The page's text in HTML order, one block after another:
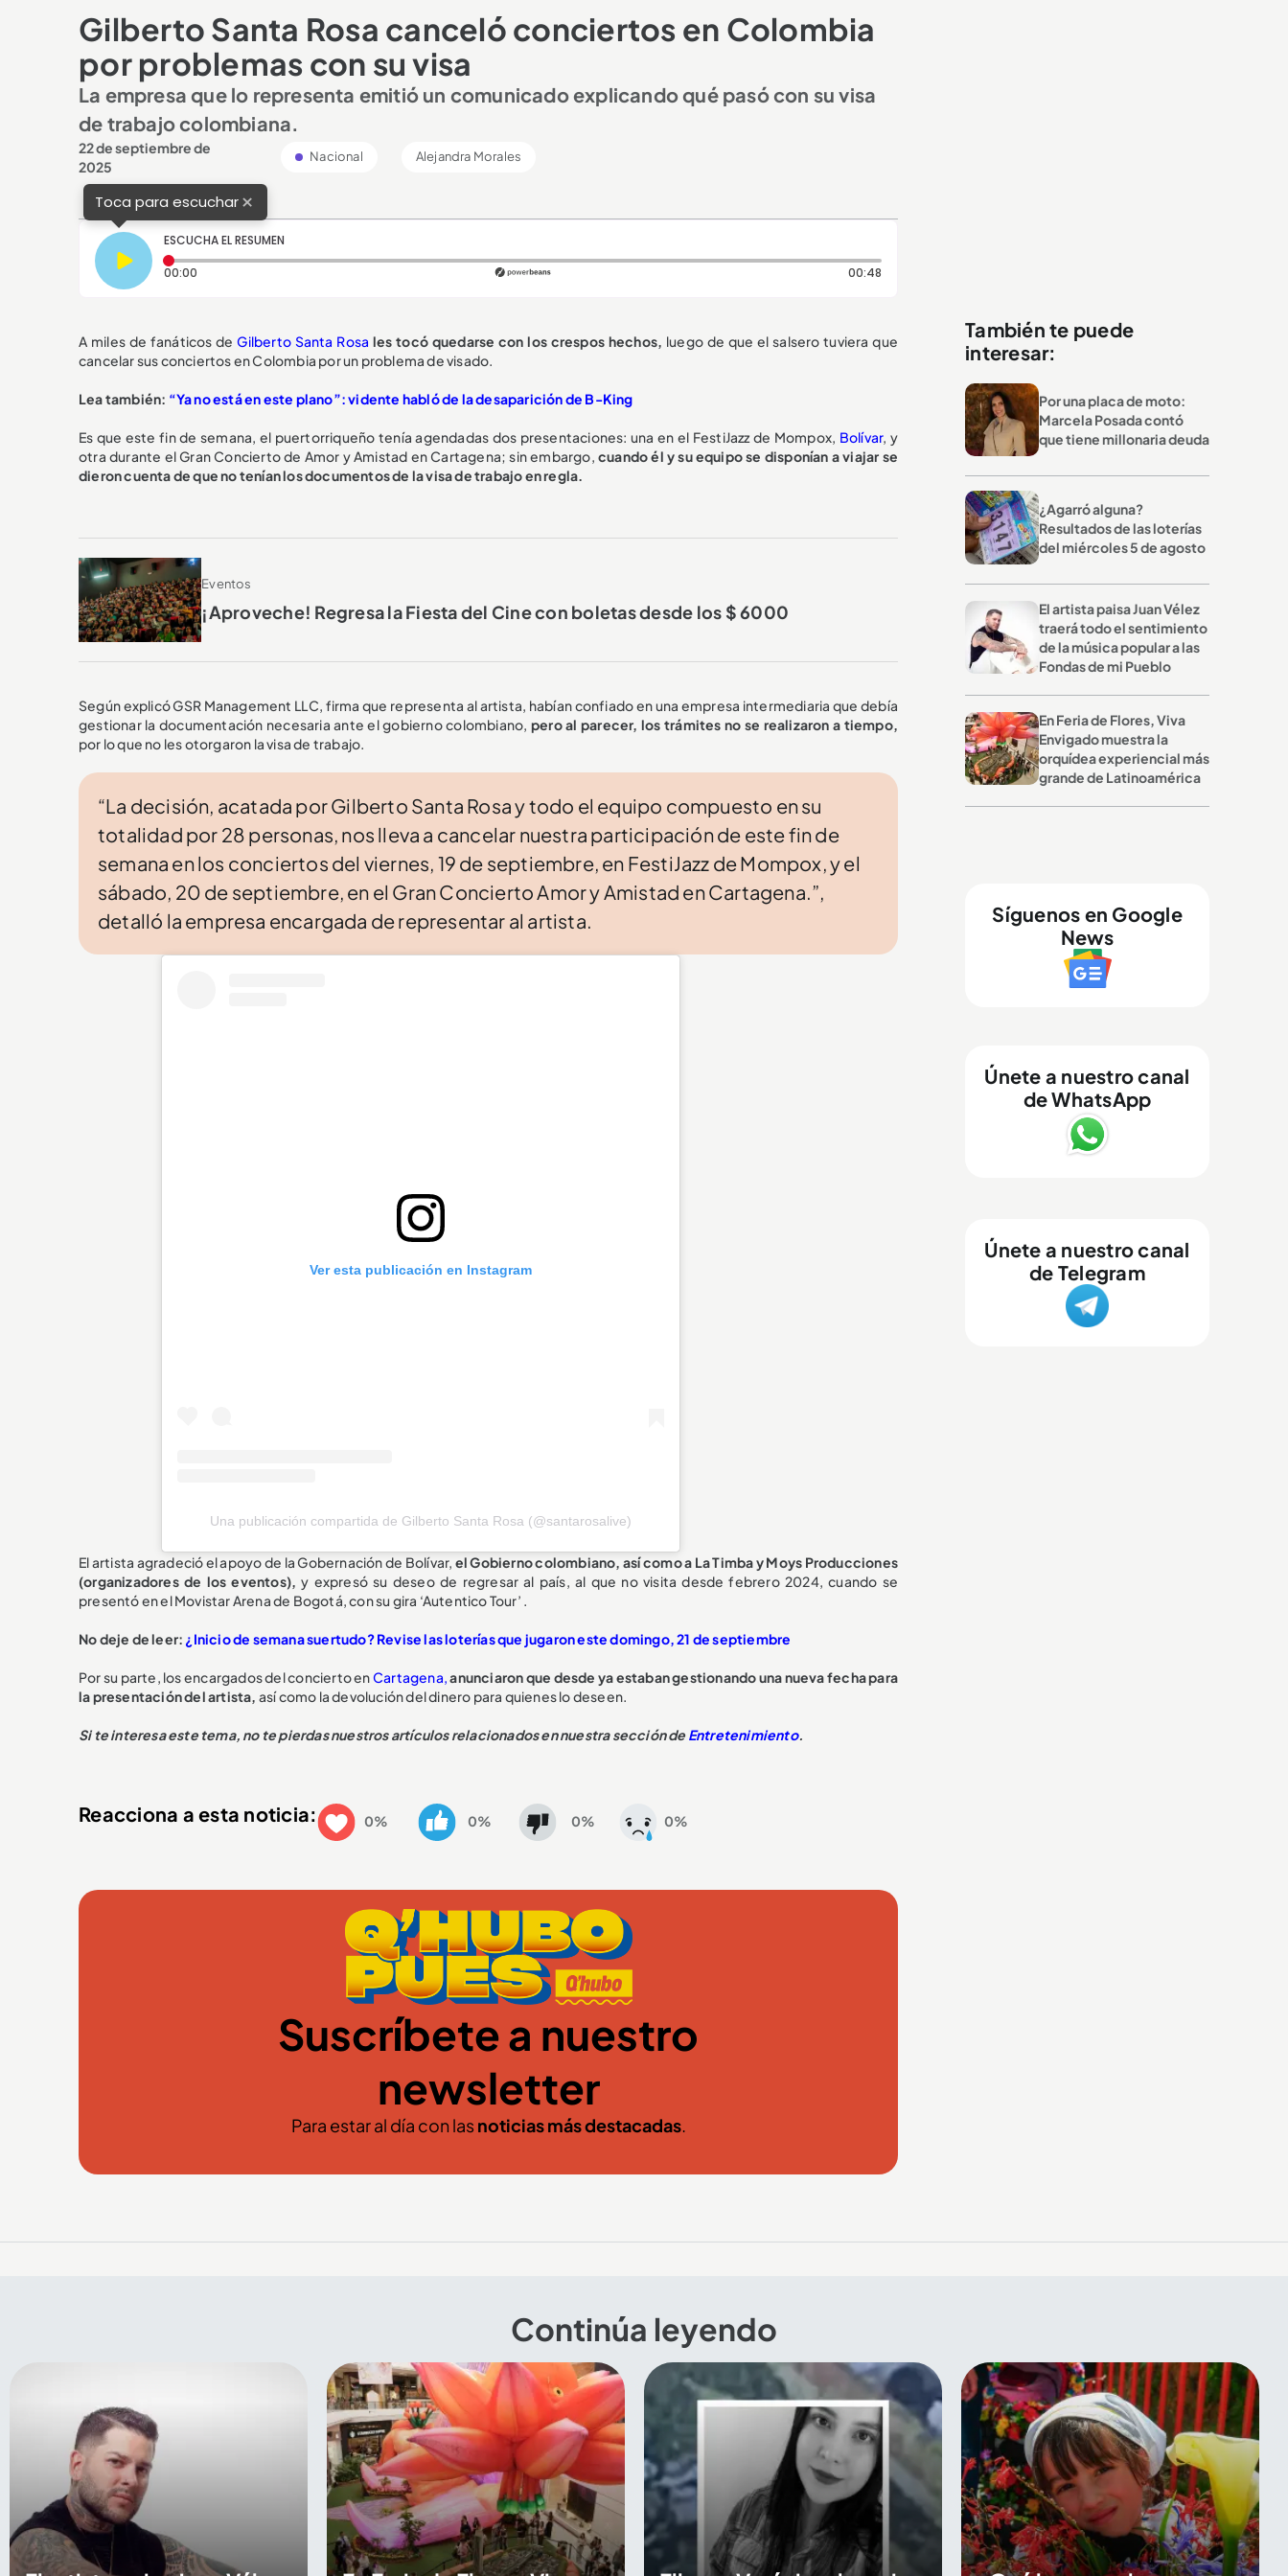
Gilberto Santa Rosa canceló conciertos en Colombia
por problemas con su visa
La empresa que lo representa emitió un comunicado explicando qué pasó con su visa
de trabajo colombiana.
22 de septiembre de
2025
Nacional Alejandra Morales
Toca para escuchar×
ESCUCHA EL RESUMEN
00:00
00:48Duración: 48 segundos
A miles de fanáticos deGilberto Santa Rosa les tocó quedarse con los crespos hechos, luego de que el salsero tuviera que
cancelar sus conciertos en Colombia por un problema de visado.
Lea también: “Ya no está en este plano”: vidente habló de la desaparición de B-King
Es que este fin de semana, el puertorriqueño tenía agendadas dos presentaciones: una en el FestiJazz de Mompox, Bolívar, y
otra durante el Gran Concierto de Amor y Amistad en Cartagena; sin embargo, cuando él y su equipo se disponían a viajar se
dieron cuenta de que no tenían los documentos de la visa de trabajo en regla.
Eventos
¡Aproveche! Regresa la Fiesta del Cine con boletas desde los $ 6000
Según explicó GSR Management LLC, firma que representa al artista, habían confiado en una empresa intermediaria que debía
gestionar la documentación necesaria ante el gobierno colombiano, pero al parecer, los trámites no se realizaron a tiempo,
por lo que no les otorgaron la visa de trabajo.
“La decisión, acatada por Gilberto Santa Rosa y todo el equipo compuesto en su
totalidad por 28 personas, nos lleva a cancelar nuestra participación de este fin de
semana en los conciertos del viernes, 19 de septiembre, en FestiJazz de Mompox, y el
sábado, 20 de septiembre, en el Gran Concierto Amor y Amistad en Cartagena.”,
detalló la empresa encargada de representar al artista.
Ver esta publicación en Instagram
Una publicación compartida de Gilberto Santa Rosa (@santarosalive)
El artista agradeció el apoyo de la Gobernación de Bolívar, el Gobierno colombiano, así como a La Timba y Moys Producciones
(organizadores de los eventos), y expresó su deseo de regresar al país, al que no visita desde febrero 2024, cuando se
presentó en el Movistar Arena de Bogotá, con su gira ‘Autentico Tour’ .
No deje de leer: ¿Inicio de semana suertudo? Revise las loterías que jugaron este domingo, 21 de septiembre
Por su parte, los encargados del concierto enCartagena,anunciaron que desde ya estaban gestionando una nueva fecha para
la presentación del artista, así como la devolución del dinero para quienes lo deseen.
Si te interesa este tema, no te pierdas nuestros artículos relacionados en nuestra sección deEntretenimiento.
Reacciona a esta noticia: 0% 0% 0% 0%
Suscríbete a nuestro
newsletter
Para estar al día con lasnoticias más destacadas.
También te puede
interesar:
Por una placa de moto:
Marcela Posada contó
que tiene millonaria deuda
¿Agarró alguna?
Resultados de las loterías
del miércoles 5 de agosto
El artista paisa Juan Vélez
traerá todo el sentimiento
de la música popular a las
Fondas de mi Pueblo
En Feria de Flores, Viva
Envigado muestra la
orquídea experiencial más
grande de Latinoamérica
Síguenos en Google
News
Únete a nuestro canal
de WhatsApp
Únete a nuestro canal
de Telegram
Continúa leyendo